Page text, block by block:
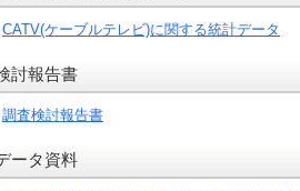
CATV(ケーブルテレビ)に関する統計データ
討報告書
調査検討報告書
ータ資料